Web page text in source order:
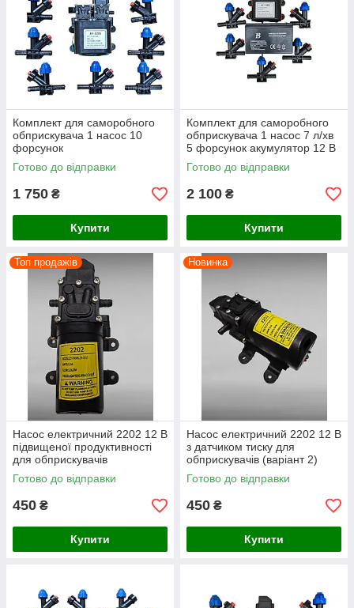
Комплект для саморобного
обприскувача 1 насос 10
форсунок
Готово до відправки
1 750 ₴
Купити
Комплект для саморобного
обприскувача 1 насос 7 л/хв
5 форсунок акумулятор 12 В
8 Аг
Готово до відправки
2 100 ₴
Купити
Топ продажів
Насос електричний 2202 12 В
підвищеної продуктивності
для обприскувачів
Готово до відправки
450 ₴
Купити
Новинка
Насос електричний 2202 12 В
з датчиком тиску для
обприскувачів (варіант 2)
Готово до відправки
450 ₴
Купити